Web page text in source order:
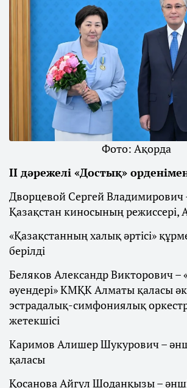
Фото: Ақорда
ІІ дәрежелі «Достық»
Дворцевой Сергей Владимирович
Қазақстан киносының режиссері,
«Қазақстанның халық әртісі»
берілді
Беляков Александр Викторович –
әуендері» КМҚК Алматы қаласы
эстрадалық-симфониялық
жетекшісі
Каримов Алишер Шукурович –
қаласы
Қосанова Айгүл Шоданқызы –